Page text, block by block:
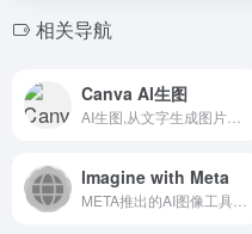
相关导航
Canva Al生图
lmagine with Meta